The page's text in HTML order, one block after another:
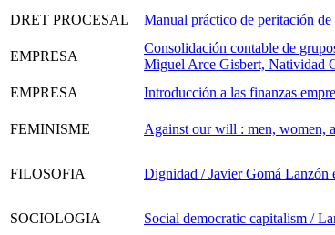
DRET PROCESAL
Manual práctico de peritación
EMPRESA
Consolidación contable de
Miguel Arce Gisbert, Natividad
EMPRESA Introducción a las finanzas
FEMINISME Against our will : men, women,
FILOSOFIA Dignidad / Javier Gomá Lanzón
SOCIOLOGIA Social democratic capitalism /